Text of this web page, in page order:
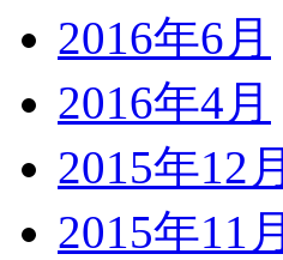
2016年6月
2016年4月
2015年12月
2015年11月